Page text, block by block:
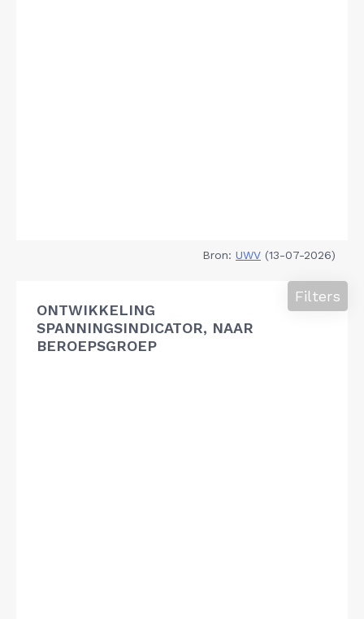
Bron: UWV (13-07-2026)
ONTWIKKELING
SPANNINGSINDICATOR, NAAR
BEROEPSGROEP
Filters